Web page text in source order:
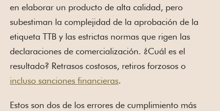
en elaborar un producto de alta calidad, pero
subestiman la complejidad de la aprobación de la
etiqueta TTB y las estrictas normas que rigen las
declaraciones de comercialización. ¿Cuál es el
resultado? Retrasos costosos, retiros forzosos o
incluso sanciones financieras.
Estos son dos de los errores de cumplimiento más